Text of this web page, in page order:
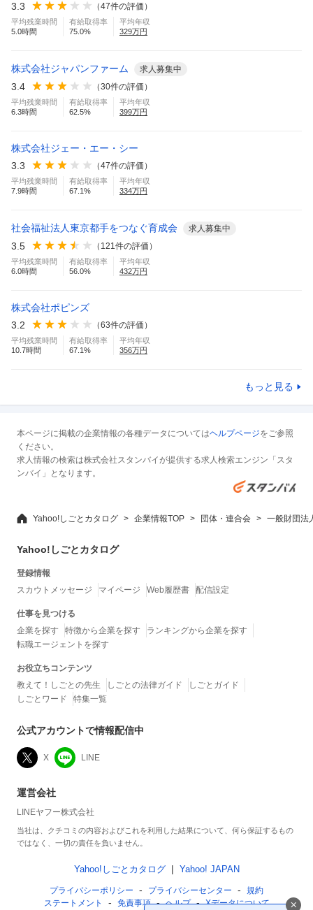
3.3 （47件の評価）
平均残業時間
5.0時間
有給取得率
75.0%
平均年収
329万円
株式会社ジャパンファーム 求人募集中
3.4 （30件の評価）
平均残業時間
6.3時間
有給取得率
62.5%
平均年収
399万円
株式会社ジェー・エー・シー
3.3
（47件の評価）
平均残業時間
7.9時間
有給取得率
67.1%
平均年収
334万円
社会福祉法人東京都手をつなぐ育成会 求人募集中
3.5 （ 121 件の評価）
平均残業時間
6.0時間
有給取得率
56.0%
平均年収
432万円
株式会社ポピンズ
3.2
（63件の評価）
平均残業時間
10.7時間
有給取得率
67.1%
平均年収
356万円
もっと見る
本ページに掲載の企業情報の各種データについてはヘルプページをご参照
ください。
求人情報の検索は株式会社スタンバイが提供する求人検索エンジン「スタ
ンバイ」となります。
Yahoo!しごとカタログ 企業情報TOP 団体・連合会 一般財団法
Yahoo!しごとカタログ
登録情報
スカウトメッセージ
マイページ Web履歴書 配信設定
仕事を見つける
企業を探す
特徴から企業を探す
ランキングから企業を探す
転職エージェントを探す
お役立ちコンテンツ
教えて！しごとの先生
しごとの法律ガイド
しごとガイド
しごとワード
特集一覧
公式アカウントで情報配信中
X LINE
運営会社
LINEヤフー株式会社
当社は、クチコミの内容およびこれを利用した結果について、何ら保証するもの
ではなく、一切の責任を負いません。
Yahoo!しごとカタログ Yahoo! JAPAN
プライバシーポリシー プライバシーセンター
規約
ステートメント
免責事項 ヘルプ Xデータについて